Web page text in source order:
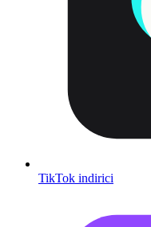
TikTok indirici